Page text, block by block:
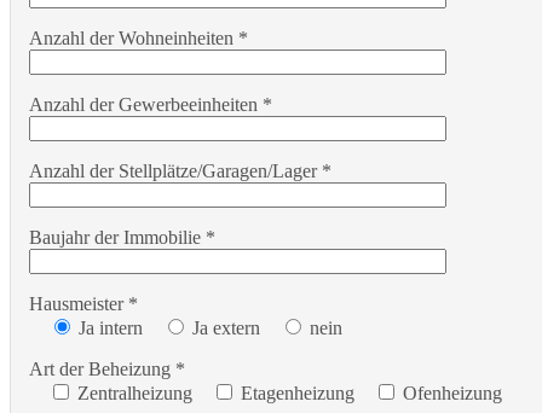
Anzahl der Wohneinheiten *
Anzahl der Gewerbeeinheiten *
Anzahl der Stellplätze/Garagen/Lager *
Baujahr der Immobilie *
Hausmeister *
Ja intern
Ja extern
nein
Art der Beheizung *
Zentralheizung
Etagenheizung
Ofenheizung